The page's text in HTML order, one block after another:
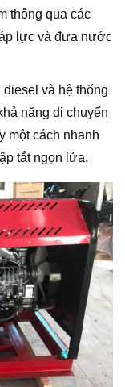
thông qua các
lực và đưa nước
và hệ thống
năng di chuyển
một cách nhanh
tắt ngọn lửa.